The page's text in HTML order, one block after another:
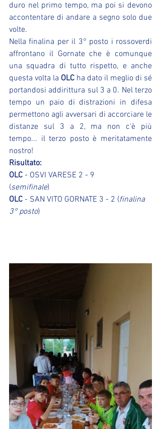
duro nel primo tempo, ma poi si devono
accontentare di andare a segno solo due
volte.
Nella finalina per il 3° posto i rossoverdi
affrontano il Gornate che è comunque
una squadra di tutto rispetto, e anche
questa volta la OLC ha dato il meglio di sé
portandosi addirittura sul 3 a 0. Nel terzo
tempo un paio di distrazioni in difesa
permettono agli avversari di accorciare le
distanze sul 3 a 2, ma non c'è più
tempo... il terzo posto è meritatamente
nostro!
Risultato:
OLC - OSVI VARESE 2 - 9
(semifinale)
OLC - SAN VITO GORNATE 3 - 2 (finalina
3° posto)